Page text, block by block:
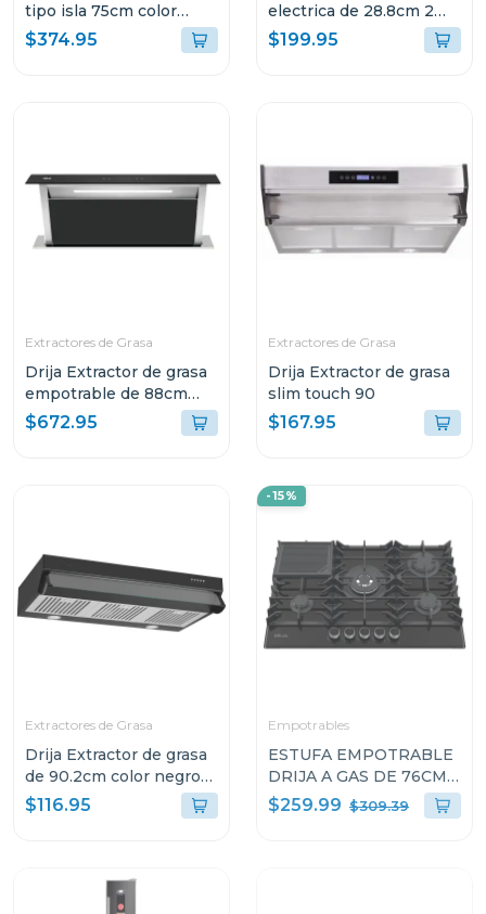
tipo isla 75cm color
negro quadrato 76
$374.95
electrica de 28.8cm 2
quemadores control
tactil berlin
$199.95
Extractores de Grasa
Drija Extractor de grasa
empotrable de 88cm
color acero
$672.95
Extractores de Grasa
Drija Extractor de grasa
slim touch 90
$167.95
Extractores de Grasa
Drija Extractor de grasa
de 90.2cm color negro
compatto
$116.95
-15%
Empotrables
ESTUFA EMPOTRABLE
DRIJA A GAS DE 76CM
DE 5 QUEMADORES
VITROCERAMICA
$259.99 $309.39